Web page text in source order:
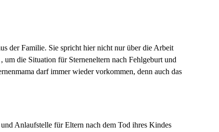
der Familie. Sie spricht hier nicht nur über die Arbeit
die Situation für Sterneneltern nach Fehlgeburt und
darf immer wieder vorkommen, denn auch das
Anlaufstelle für Eltern nach dem Tod ihres Kindes